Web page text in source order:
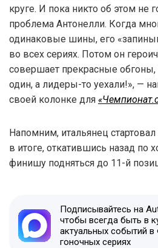
круге. И пока никто об этом не
проблема Антонелли. Когда
одинаковые шины, его
во всех сериях. Потом он
совершает прекрасные обгоны,
один, а лидеры-то уехали!», —
своей колонке для
Напомним, итальянец
в итоге, откатившись назад по
финишу подняться до 11-й
Подписывайтесь на
чтобы всегда быть в
актуальных событий
гоночных сериях